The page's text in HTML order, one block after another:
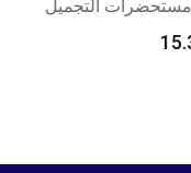
1,732.50